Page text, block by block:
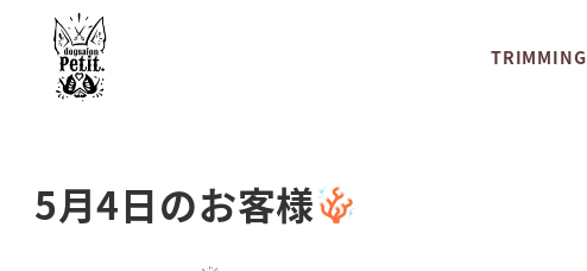
TRIMMING
5月4日のお客様